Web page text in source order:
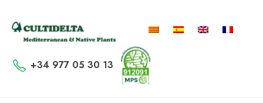
+34 977 05 30 13